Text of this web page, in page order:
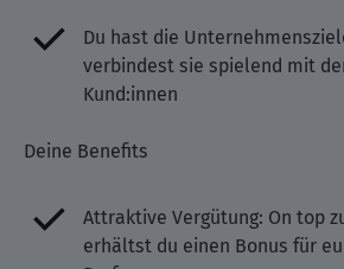
Du hast die
verbindest sie spielend mit
Kund:innen
Deine Benefits
Attraktive Vergütung: On top
erhältst du einen Bonus für